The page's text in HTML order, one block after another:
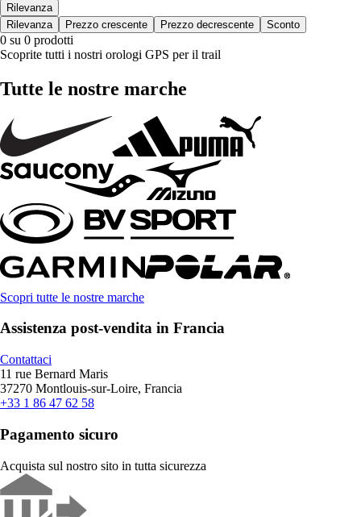
Rilevanza
Rilevanza
Prezzo crescente Prezzo decrescente Sconto
0 su 0 prodotti
Scoprite tutti i nostri orologi GPS per il trail
Tutte le nostre marche
Scopri tutte le nostre marche
Assistenza post-vendita in Francia
Contattaci
11 rue Bernard Maris
37270 Montlouis-sur-Loire, Francia
+33 1 86 47 62 58
Pagamento sicuro
Acquista sul nostro sito in tutta sicurezza